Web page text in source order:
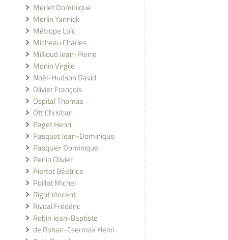
Merlet Dominique
Merlin Yannick
Métrope Loïc
Micheau Charles
Millioud Jean-Pierre
Monin Virgile
Noël-Hudson David
Olivier François
Ospital Thomas
Ott Christian
Paget Henri
Pasquet Jean-Dominique
Pasquier Dominique
Penin Olivier
Piertot Béatrice
Poillot Michel
Rigot Vincent
Rivoal Frédéric
Robin Jean-Baptiste
de Rohan-Csermak Henri